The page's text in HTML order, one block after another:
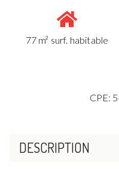
77 m² surf. habitable
CPE:
DESCRIPTION